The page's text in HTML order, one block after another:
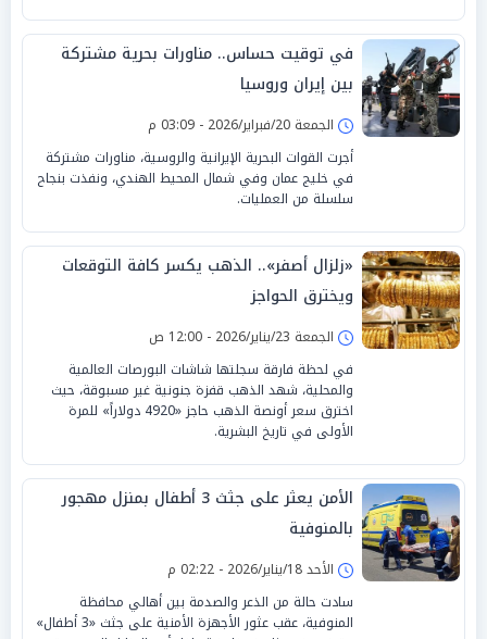
في توقيت حساس.. مناورات بحرية مشتركة
بين إيران وروسيا
الجمعة 20/فبراير/2026 - 03:09 م
أجرت القوات البحرية الإيرانية والروسية، مناورات مشتركة
في خليج عمان وفي شمال المحيط الهندي، ونفذت بنجاح
سلسلة من العمليات.
«زلزال أصفر».. الذهب يكسر كافة التوقعات
ويخترق الحواجز
الجمعة 23/يناير/2026 - 12:00 ص
في لحظة فارقة سجلتها شاشات البورصات العالمية
والمحلية، شهد الذهب قفزة جنونية غير مسبوقة، حيث
اخترق سعر أونصة الذهب حاجز «4920 دولاراً» للمرة
الأولى في تاريخ البشرية.
الأمن يعثر على جثث 3 أطفال بمنزل مهجور
بالمنوفية
الأحد 18/يناير/2026 - 02:22 م
سادت حالة من الذعر والصدمة بين أهالي محافظة
المنوفية، عقب عثور الأجهزة الأمنية على جثث «3 أطفال»